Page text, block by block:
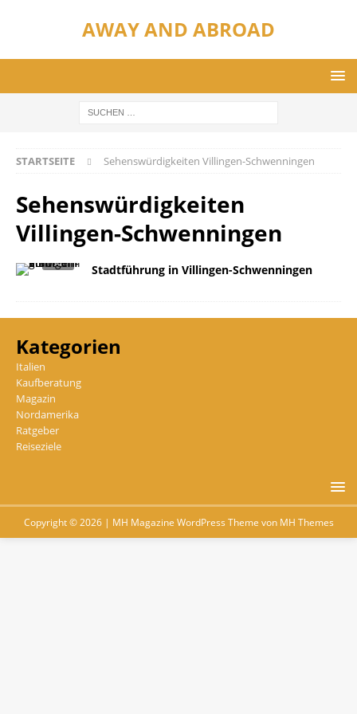
AWAY AND ABROAD
STARTSEITE Sehenswürdigkeiten Villingen-Schwenningen
Sehenswürdigkeiten
Villingen-Schwenningen
Stadtführung in Villingen-Schwenningen​
Kategorien
Italien
Kaufberatung
Magazin
Nordamerika
Ratgeber
Reiseziele
Copyright © 2026 | MH Magazine WordPress Theme von MH Themes